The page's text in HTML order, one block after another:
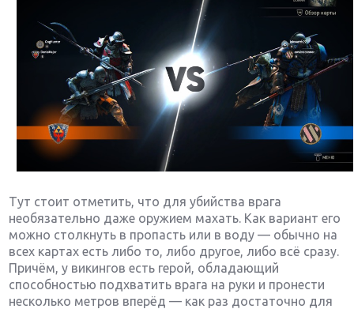
Тут стоит отметить, что для убийства врага
необязательно даже оружием махать. Как вариант его
можно столкнуть в пропасть или в воду — обычно на
всех картах есть либо то, либо другое, либо всё сразу.
Причём, у викингов есть герой, обладающий
способностью подхватить врага на руки и пронести
несколько метров вперёд — как раз достаточно для